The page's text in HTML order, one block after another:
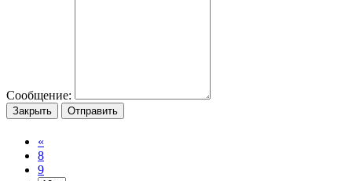
Сообщение:
Закрыть Отправить
«
8
9